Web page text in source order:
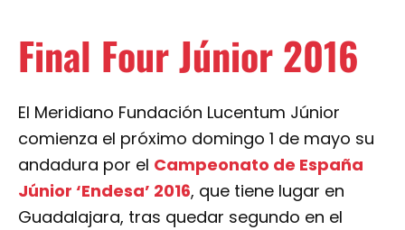
Final Four Júnior 2016
El Meridiano Fundación Lucentum Júnior
comienza el próximo domingo 1 de mayo su
andadura por el Campeonato de España
Júnior ‘Endesa’ 2016, que tiene lugar en
Guadalajara, tras quedar segundo en el